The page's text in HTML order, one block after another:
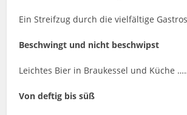
Ein Streifzug durch die vielfältige
Beschwingt und nicht beschwipst
Leichtes Bier in Braukessel und Küche
Von deftig bis süß